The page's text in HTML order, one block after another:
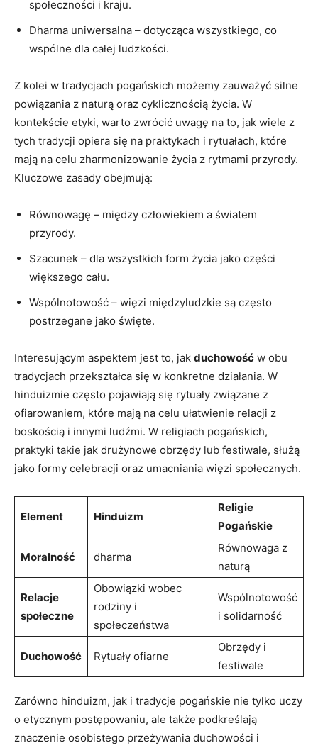
społeczności i kraju.
Dharma uniwersalna – dotycząca wszystkiego, co
wspólne dla całej ludzkości.
Z kolei w tradycjach pogańskich możemy zauważyć silne
powiązania z naturą oraz cyklicznością życia. W
kontekście etyki, warto zwrócić uwagę na to, jak wiele z
tych tradycji opiera się na praktykach i rytuałach, które
mają na celu zharmonizowanie życia z rytmami przyrody.
Kluczowe zasady obejmują:
Równowagę – między człowiekiem a światem
przyrody.
Szacunek – dla wszystkich form życia jako części
większego cału.
Wspólnotowość – więzi międzyludzkie są często
postrzegane jako święte.
Interesującym aspektem jest to, jak duchowość w obu
tradycjach przekształca się w konkretne działania. W
hinduizmie często pojawiają się rytuały związane z
ofiarowaniem, które mają na celu ułatwienie relacji z
boskością i innymi ludźmi. W religiach pogańskich,
praktyki takie jak drużynowe obrzędy lub festiwale, służą
jako formy celebracji oraz umacniania więzi społecznych.
Element Hinduizm
Religie
Pogańskie
Moralność dharma
Równowaga z
naturą
Relacje
społeczne
Obowiązki wobec
rodziny i
społeczeństwa
Wspólnotowość
i solidarność
Duchowość Rytuały ofiarne
Obrzędy i
festiwale
Zarówno hinduizm, jak i tradycje pogańskie nie tylko uczy
o etycznym postępowaniu, ale także podkreślają
znaczenie osobistego przeżywania duchowości i